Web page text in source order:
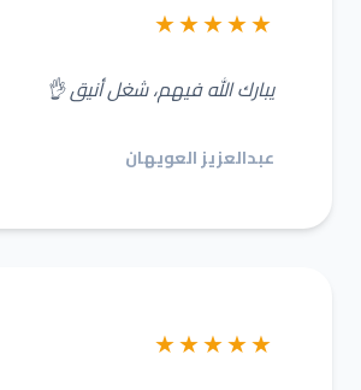
★★★★★
يبارك الله فيهم، شغل أنيق 👌
عبدالعزيز العويهان
★★★★★